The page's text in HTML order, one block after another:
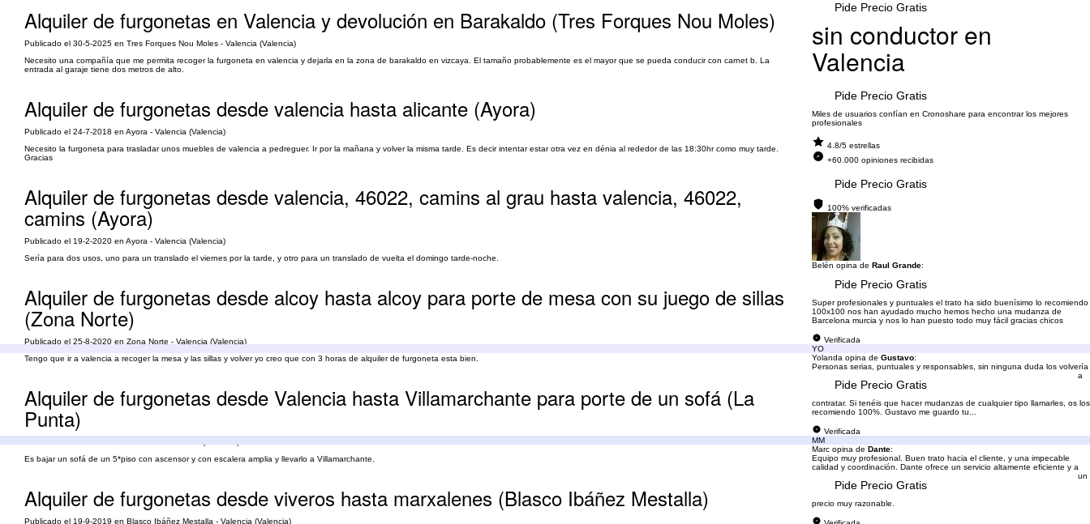
Alquiler de furgonetas en Valencia y devolución en Barakaldo (Tres Forques Nou Moles)
Publicado el 30-5-2025 en Tres Forques Nou Moles - Valencia (Valencia)
Necesito una compañía que me permita recoger la furgoneta en valencia y dejarla en la zona de barakaldo en vizcaya. El tamaño probablemente es el mayor que se pueda conducir con carnet b. La
entrada al garaje tiene dos metros de alto.
Pide Precio Gratis
Alquiler de furgonetas desde valencia hasta alicante (Ayora)
Publicado el 24-7-2018 en Ayora - Valencia (Valencia)
Necesito la furgoneta para trasladar unos muebles de valencia a pedreguer. Ir por la mañana y volver la misma tarde. Es decir intentar estar otra vez en dénia al rededor de las 18:30hr como muy tarde.
Gracias
Pide Precio Gratis
Alquiler de furgonetas desde valencia, 46022, camins al grau hasta valencia, 46022,
camins (Ayora)
Publicado el 19-2-2020 en Ayora - Valencia (Valencia)
Sería para dos usos, uno para un translado el viernes por la tarde, y otro para un translado de vuelta el domingo tarde-noche.
Pide Precio Gratis
Alquiler de furgonetas desde alcoy hasta alcoy para porte de mesa con su juego de sillas
(Zona Norte)
Publicado el 25-8-2020 en Zona Norte - Valencia (Valencia)
Tengo que ir a valencia a recoger la mesa y las sillas y volver yo creo que con 3 horas de alquiler de furgoneta esta bien.
Pide Precio Gratis
Alquiler de furgonetas desde Valencia hasta Villamarchante para porte de un sofá (La
Punta)
Es bajar un sofá de un 5*piso con ascensor y con escalera amplia y llevarlo a Villamarchante.
Pide Precio Gratis
Alquiler de furgonetas desde viveros hasta marxalenes (Blasco Ibáñez Mestalla)
Publicado el 19-9-2019 en Blasco Ibáñez Mestalla - Valencia (Valencia)
Pide Precio Gratis
sin conductor en
Valencia
Miles de usuarios confían en Cronoshare para encontrar los mejores
profesionales
4.8/5 estrellas
+60.000 opiniones recibidas
100% verificadas
Belén opina de Raul Grande:
Super profesionales y puntuales el trato ha sido buenísimo lo recomiendo
100x100 nos han ayudado mucho hemos hecho una mudanza de
Barcelona murcia y nos lo han puesto todo muy fácil gracias chicos
Verificada
YO
Yolanda opina de Gustavo:
Personas serias, puntuales y responsables, sin ninguna duda los volvería
a
contratar. Si tenéis que hacer mudanzas de cualquier tipo llamarles, os los
recomiendo 100%. Gustavo me guardo tu...
Verificada
MM
Marc opina de Dante:
Equipo muy profesional. Buen trato hacia el cliente, y una impecable
calidad y coordinación. Dante ofrece un servicio altamente eficiente y a
un
precio muy razonable.